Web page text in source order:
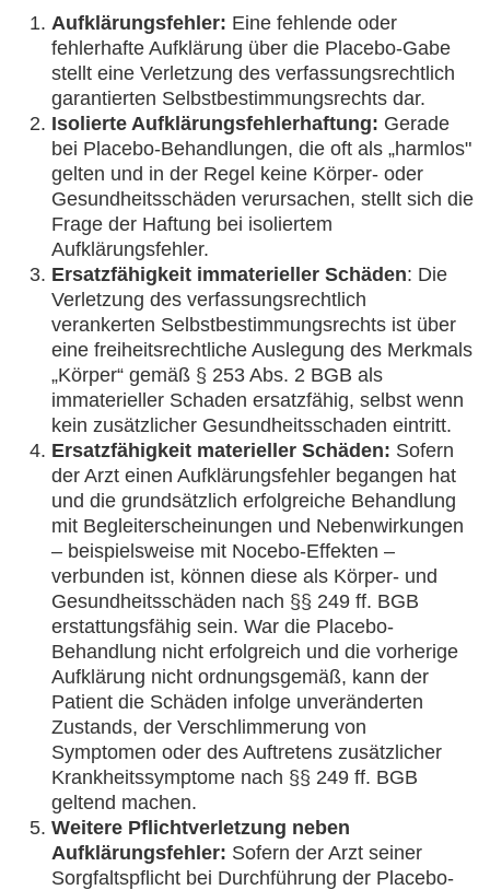
Aufklärungsfehler: Eine fehlende oder
fehlerhafte Aufklärung über die Placebo-Gabe
stellt eine Verletzung des verfassungsrechtlich
garantierten Selbstbestimmungsrechts dar.
Isolierte Aufklärungsfehlerhaftung: Gerade
bei Placebo-Behandlungen, die oft als „harmlos"
gelten und in der Regel keine Körper- oder
Gesundheitsschäden verursachen, stellt sich die
Frage der Haftung bei isoliertem
Aufklärungsfehler.
Ersatzfähigkeit immaterieller Schäden: Die
Verletzung des verfassungsrechtlich
verankerten Selbstbestimmungsrechts ist über
eine freiheitsrechtliche Auslegung des Merkmals
„Körper“ gemäß § 253 Abs. 2 BGB als
immaterieller Schaden ersatzfähig, selbst wenn
kein zusätzlicher Gesundheitsschaden eintritt.
Ersatzfähigkeit materieller Schäden: Sofern
der Arzt einen Aufklärungsfehler begangen hat
und die grundsätzlich erfolgreiche Behandlung
mit Begleiterscheinungen und Nebenwirkungen
– beispielsweise mit Nocebo-Effekten –
verbunden ist, können diese als Körper- und
Gesundheitsschäden nach §§ 249 ff. BGB
erstattungsfähig sein. War die Placebo-
Behandlung nicht erfolgreich und die vorherige
Aufklärung nicht ordnungsgemäß, kann der
Patient die Schäden infolge unveränderten
Zustands, der Verschlimmerung von
Symptomen oder des Auftretens zusätzlicher
Krankheitssymptome nach §§ 249 ff. BGB
geltend machen.
Weitere Pflichtverletzung neben
Aufklärungsfehler: Sofern der Arzt seiner
Sorgfaltspflicht bei Durchführung der Placebo-